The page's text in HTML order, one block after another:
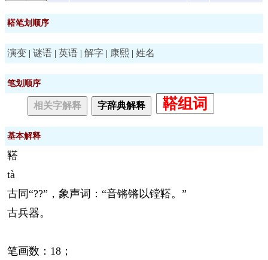
鞳笔划顺序
演变 | 谜语 | 英语 | 解字 | 康熙 | 姓名
笔划顺序
相关字解释 字辞典解释 鞳组词
基本解释
鞳
tà
古同“??”，象声词：“音锵锵以镗鞳。”
古兵器。
笔画数：18；